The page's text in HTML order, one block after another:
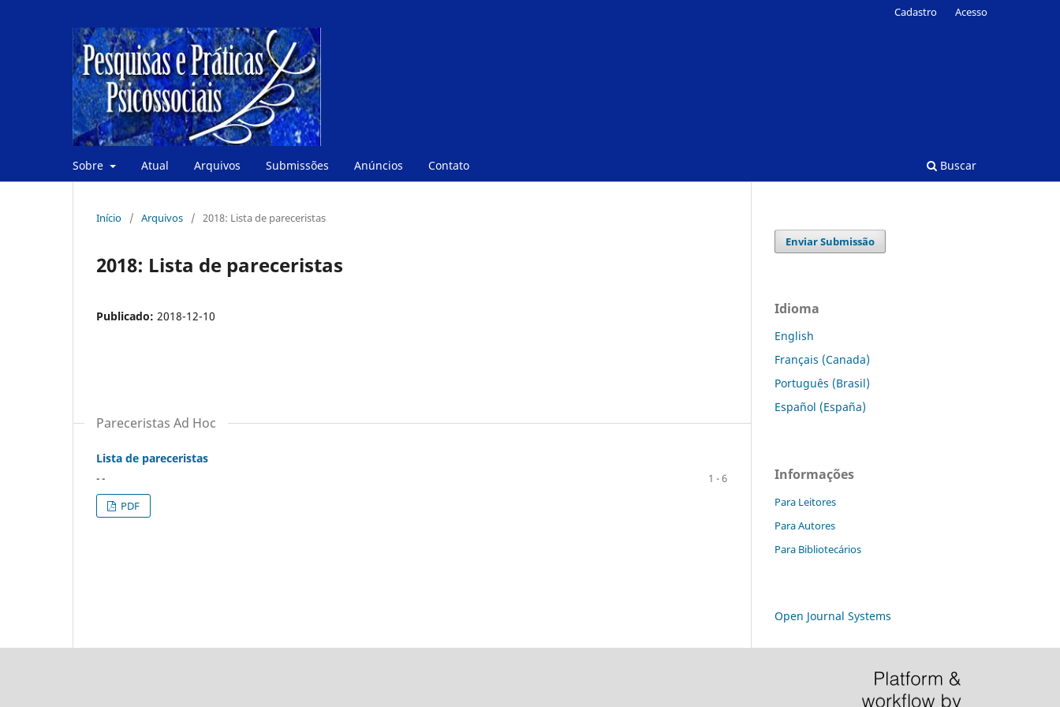
Sobre Atual Arquivos Submissões Anúncios Contato Buscar
Cadastro Acesso
Início / Arquivos / 2018: Lista de pareceristas
2018: Lista de pareceristas
Publicado: 2018-12-10
Pareceristas Ad Hoc
Lista de pareceristas
- -
1 - 6
PDF
Enviar Submissão
Idioma
English
Français (Canada)
Português (Brasil)
Español (España)
Informações
Para Leitores
Para Autores
Para Bibliotecários
Open Journal Systems